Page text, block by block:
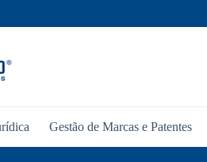
Gestão de Marcas e Patentes